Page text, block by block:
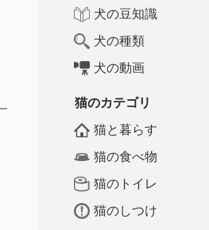
犬の豆知識
犬の種類
犬の動画
猫のカテゴリ
猫と暮らす
猫の食べ物
猫のトイレ
猫のしつけ